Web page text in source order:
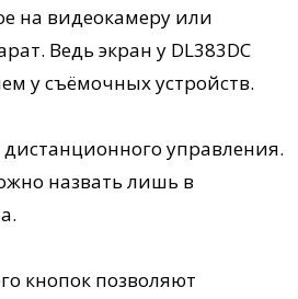
на видеокамеру или
Ведь экран у DL383DC
у съёмочных устройств.
дистанционного управления.
назвать лишь в
кнопок позволяют